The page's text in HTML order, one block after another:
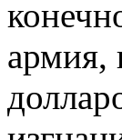
армия,